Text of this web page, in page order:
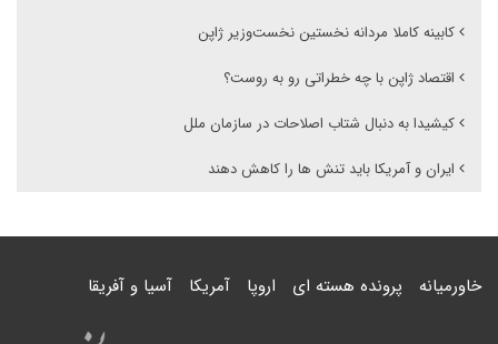
کابینه کاملا مردانه نخستین نخست‌وزیر ژاپن
اقتصاد ژاپن با چه خطراتی رو به روست؟
کیشیدا به دنبال شتاب اصلاحات در سازمان ملل
ایران و آمریکا باید تنش ها را کاهش دهند
خاورمیانه پرونده هسته ای اروپا آمریکا آسیا و آفریقا